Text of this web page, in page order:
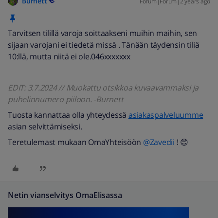
Tarvitsen tilillä varoja soittaakseni muihin maihin, sen
sijaan varojani ei tiedetä missä . Tänään täydensin tiliä
10:llä, mutta niitä ei ole.046xxxxxxx
EDIT: 3.7.2024 // Muokattu otsikkoa kuvaavammaksi ja
puhelinnumero piiloon. -Burnett
Tuosta kannattaa olla yhteydessä asiakaspalveluumme
asian selvittämiseksi.
Teretulemast mukaan OmaYhteisöön @Zavedii ! 😊
Netin vianselvitys OmaElisassa